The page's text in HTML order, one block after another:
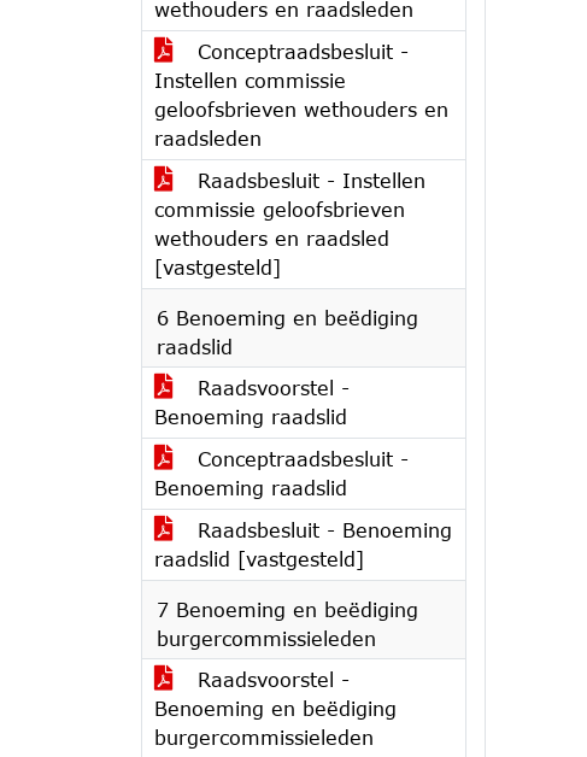
wethouders en raadsleden
Conceptraadsbesluit -
Instellen commissie
geloofsbrieven wethouders en
raadsleden
Raadsbesluit - Instellen
commissie geloofsbrieven
wethouders en raadsled
[vastgesteld]
6 Benoeming en beëdiging
raadslid
Raadsvoorstel -
Benoeming raadslid
Conceptraadsbesluit -
Benoeming raadslid
Raadsbesluit - Benoeming
raadslid [vastgesteld]
7 Benoeming en beëdiging
burgercommissieleden
Raadsvoorstel -
Benoeming en beëdiging
burgercommissieleden